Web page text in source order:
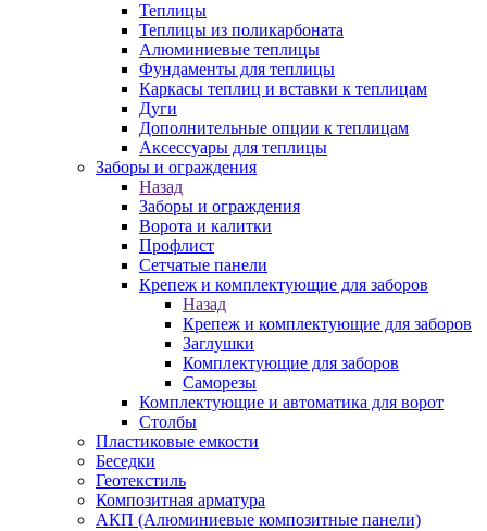
Теплицы
Теплицы из поликарбоната
Алюминиевые теплицы
Фундаменты для теплицы
Каркасы теплиц и вставки к теплицам
Дуги
Дополнительные опции к теплицам
Аксессуары для теплицы
Заборы и ограждения
Назад
Заборы и ограждения
Ворота и калитки
Профлист
Сетчатые панели
Крепеж и комплектующие для заборов
Назад
Крепеж и комплектующие для заборов
Заглушки
Комплектующие для заборов
Саморезы
Комплектующие и автоматика для ворот
Столбы
Пластиковые емкости
Беседки
Геотекстиль
Композитная арматура
АКП (Алюминиевые композитные панели)